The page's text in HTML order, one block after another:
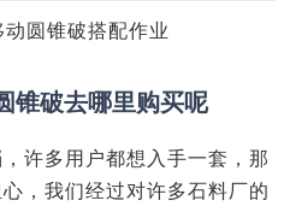
圆锥破搭配作业
锥破去哪里购买呢
许多用户都想入手一套，那
，我们经过对许多石料厂的